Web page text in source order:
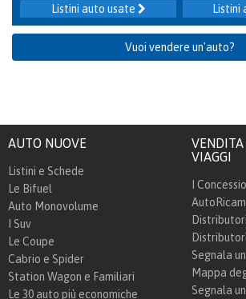
Listini
Listini auto usate
Vuoi vendere un'auto?
AUTO NUOVE
Listini e Schede
Le Bifuel
Auto Monovolume
I Suv
Le Coupe
Cabrio e Spider
Station Wagon e Familiari
Le 30 auto più economiche
VENDITA
VIAGGI
I
Segnala
Mappa
Segnala